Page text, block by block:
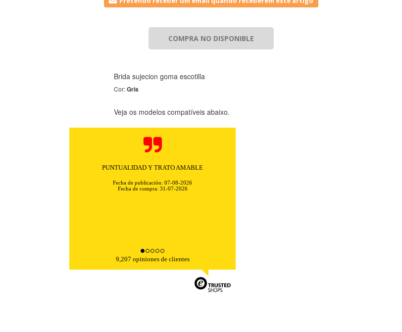
COMPRA NO DISPONIBLE
Brida sujecion goma escotilla
Cor:Gris
Veja os modelos compatíveis abaixo.
Rapidez y excelente comunicación. Todo transcurrió
Fecha de publicación: 07-08-2026
9,207 opiniones de clientes